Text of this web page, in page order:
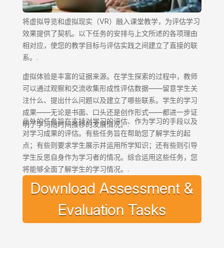
将虚拟导览和虚拟现实（VR）融入课堂教学，为评估学习
效果提供了契机。以下任务的安排与上文所述的各项理由
相对应，使您的教学目标与评估实践之间建立了直接的联
系。.
虚拟体验是丰富的证据来源。在学生探索的过程中，教师
可以通过观察和交流收集形成性评估数据——留意学生关
注什么、提出什么问题以及建立了哪些联系。学生的学习
成果——无论是书面、口头还是创作形式——都进一步证
明了学习随时间推移的发展情况。.
此处的任务旨在支持对学习的评估、作为学习的手段以及
对学习成果的评估。有些任务旨在帮助您了解学生的起
点；有些则要求学生展示并运用所学知识；还有些则引导
学生反思自身作为学习者的情况。综合运用这些任务，您
将能够全面了解学生的学习情况。.
Download Assessment &
Evaluation Tasks